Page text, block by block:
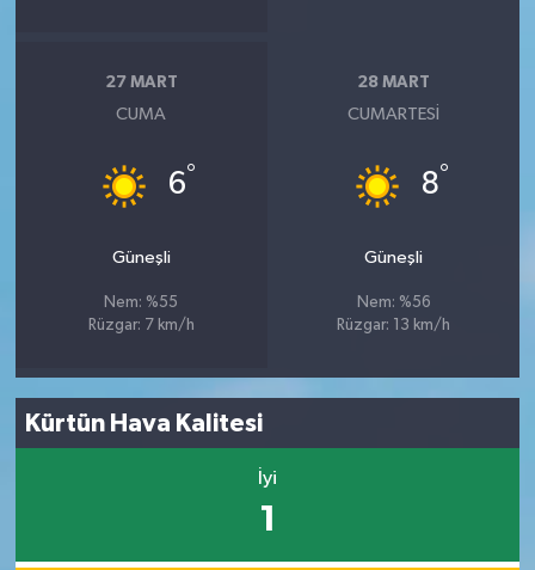
27 MART
CUMA
6°
Güneşli
Nem: %55
Rüzgar: 7 km/h
28 MART
CUMARTESI
8°
Güneşli
Nem: %56
Rüzgar: 13 km/h
Kürtün Hava Kalitesi
İyi
1